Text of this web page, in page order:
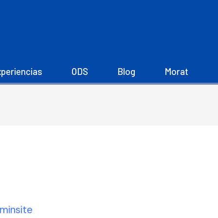
ODS Blog Morat